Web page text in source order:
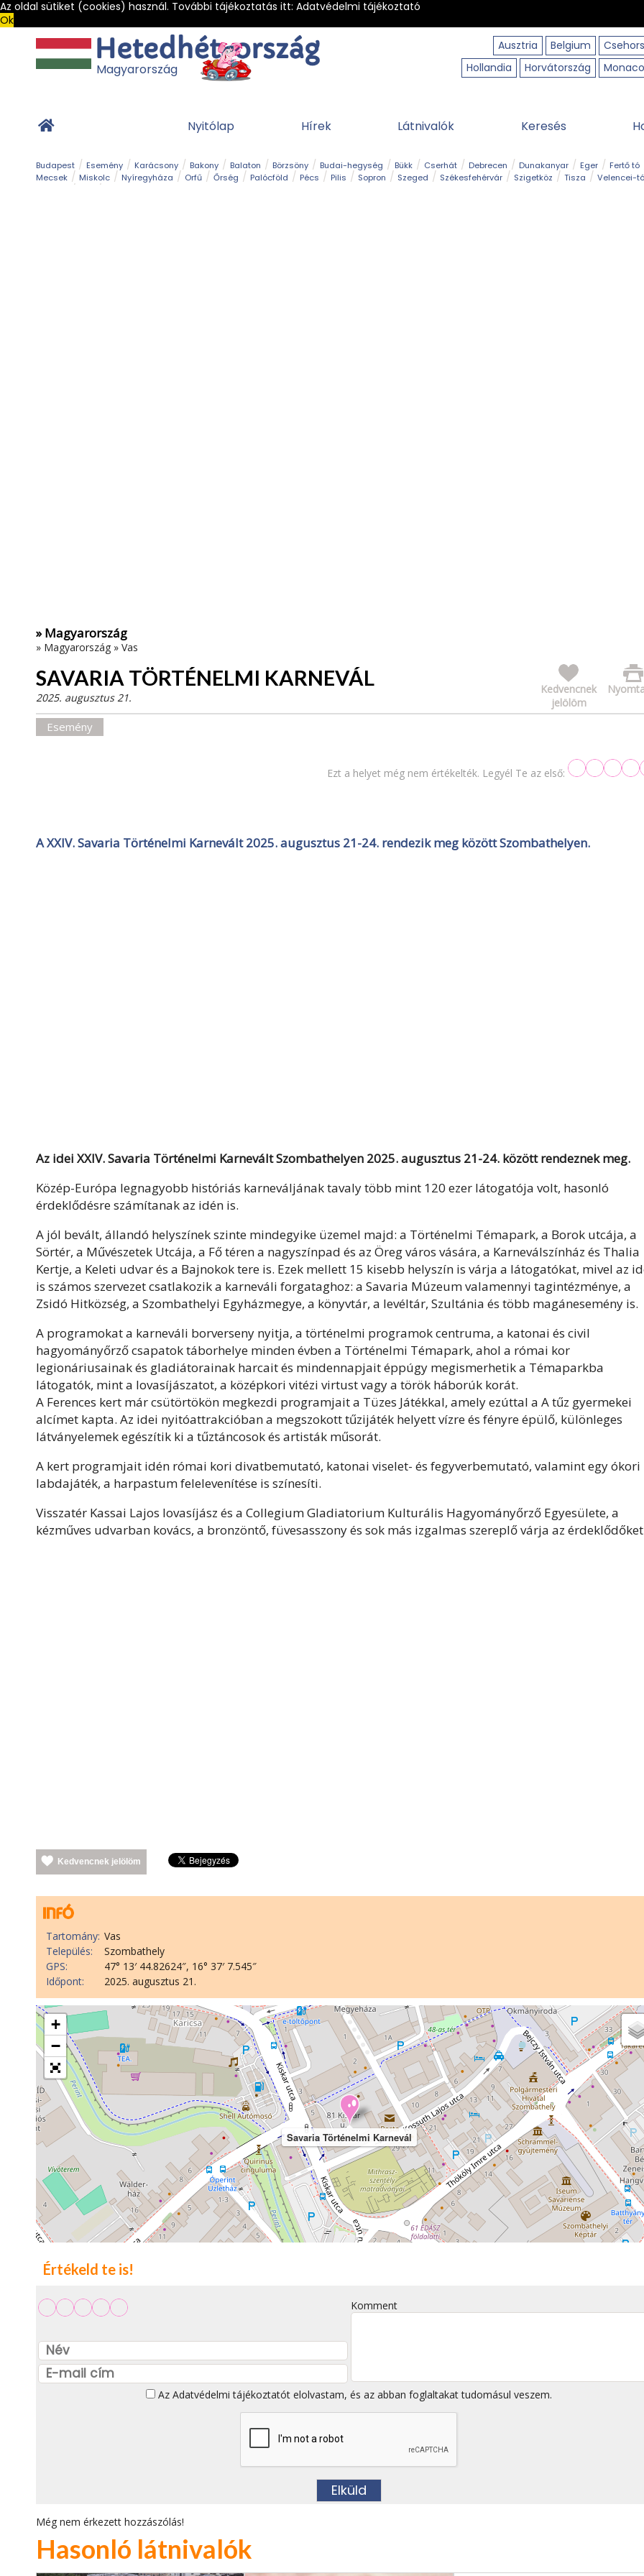
Az oldal sütiket (cookies) használ. További tájékoztatás itt: Adatvédelmi tájékoztató
Ok
Ausztria
Belgium
Hollandia
Horvátország Monaco
Magyarország
Nyitólap Hírek Látnivalók Keresés
Budapest Esemény Karácsony Bakony Balaton Börzsöny Budai-hegység Bükk Cserhát Debrecen Dunakanyar Eger
Fertő tó
Mecsek
Miskolc Nyíregyháza Orfű Őrség Palócföld Pécs Pilis Sopron Szeged Székesfehérvár Szigetköz Tisza
Velencei-tó
» Magyarország
» Magyarország » Vas
SAVARIA TÖRTÉNELMI KARNEVÁL
Kedvencnek
jelölöm
2025. augusztus 21.
Esemény
Ezt a helyet még nem értékelték. Legyél Te az első:
A XXIV. Savaria Történelmi Karnevált 2025. augusztus 21-24. rendezik meg között Szombathelyen.
Az idei XXIV. Savaria Történelmi Karnevált Szombathelyen 2025. augusztus 21-24. között rendeznek meg.
Közép-Európa legnagyobb históriás karneváljának tavaly több mint 120 ezer látogatója volt, hasonló
érdeklődésre számítanak az idén is.
A jól bevált, állandó helyszínek szinte mindegyike üzemel majd: a Történelmi Témapark, a Borok utcája, a
Sörtér, a Művészetek Utcája, a Fő téren a nagyszínpad és az Öreg város vására, a Karneválszínház és Thalia
Kertje, a Keleti udvar és a Bajnokok tere is. Ezek mellett 15 kisebb helyszín is várja a látogatókat, mivel az
is számos szervezet csatlakozik a karneváli forgataghoz: a Savaria Múzeum valamennyi tagintézménye, a
Zsidó Hitközség, a Szombathelyi Egyházmegye, a könyvtár, a levéltár, Szultánia és több magánesemény is.
A programokat a karneváli borverseny nyitja, a történelmi programok centruma, a katonai és civil
hagyományőrző csapatok táborhelye minden évben a Történelmi Témapark, ahol a római kor
legionáriusainak és gladiátorainak harcait és mindennapjait éppúgy megismerhetik a Témaparkba
látogatók, mint a lovasíjászatot, a középkori vitézi virtust vagy a török háborúk korát.
A Ferences kert már csütörtökön megkezdi programjait a Tüzes Játékkal, amely ezúttal a A tűz gyermekei
alcímet kapta. Az idei nyitóattrakcióban a megszokott tűzijáték helyett vízre és fényre épülő, különleges
látványelemek egészítik ki a tűztáncosok és artisták műsorát.
A kert programjait idén római kori divatbemutató, katonai viselet- és fegyverbemutató, valamint egy ókori
labdajáték, a harpastum felelevenítése is színesíti.
Visszatér Kassai Lajos lovasíjász és a Collegium Gladiatorium Kulturális Hagyományőrző Egyesülete, a
kézműves udvarban kovács, a bronzöntő, füvesasszony és sok más izgalmas szereplő várja az
Kedvencnek jelölöm
Tartomány: Vas
Település:
Szombathely
GPS:
47° 13′ 44.82624″, 16° 37′ 7.545″
Időpont:
2025. augusztus 21.
Savaria Történelmi Karnevál
+
−
Értékeld te is!
Komment
Az Adatvédelmi tájékoztatót elolvastam, és az abban foglaltakat tudomásul veszem.
Még nem érkezett hozzászólás!
Hasonló látnivalók